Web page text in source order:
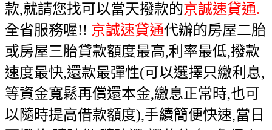
款,就請您找可以當天撥款的京誠速貸通.
全省服務喔!! 京誠速貸通代辦的房屋二胎
或房屋三胎貸款額度最高,利率最低,撥款
速度最快,還款最彈性(可以選擇只繳利息,
等資金寬鬆再償還本金,繳息正常時,也可
以隨時提高借款額度),手續簡便快速,當日